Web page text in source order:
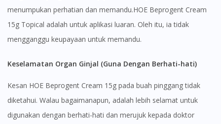
menumpukan perhatian dan memandu.HOE Beprogent Cream
15g Topical adalah untuk aplikasi luaran. Oleh itu, ia tidak
mengganggu keupayaan untuk memandu.
Keselamatan Organ Ginjal (Guna Dengan Berhati-hati)
Kesan HOE Beprogent Cream 15g pada buah pinggang tidak
diketahui. Walau bagaimanapun, adalah lebih selamat untuk
digunakan dengan berhati-hati dan merujuk kepada doktor